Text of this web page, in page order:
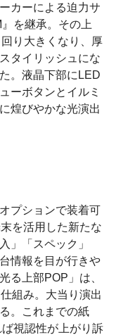
カーによる迫力サ
を継承。その上
り大きくなり、厚
タイリッシュにな
。液晶下部にLED
ーボタンとイルミ
煌びやかな光演出
プションで装着可
を活用した新たな
」「スペック」
情報を目が行きや
る上部POP」は、
組み。大当り演出
。これまでの紙
視認性が上がり訴